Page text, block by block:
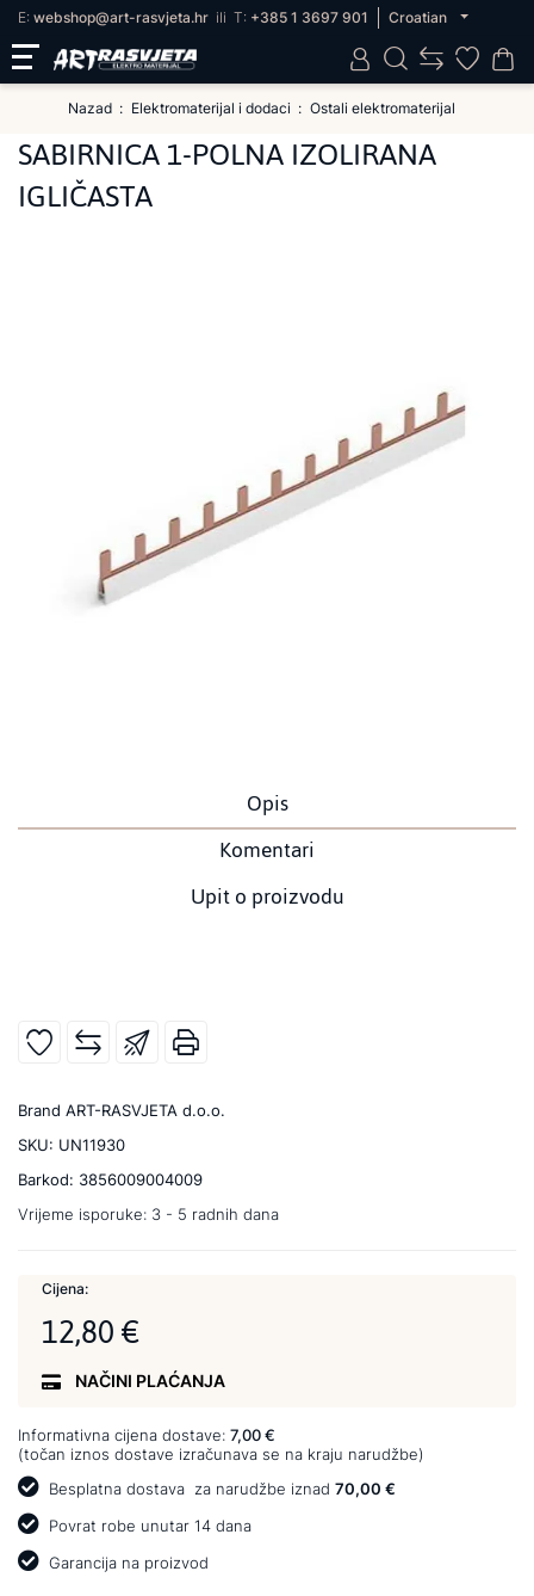
E: webshop@art-rasvjeta.hr ili T: +385 1 3697 901 Croatian
Nazad Elektromaterijal i dodaci Ostali elektromaterijal
SABIRNICA 1-POLNA IZOLIRANA
IGLIČASTA
Opis
Komentari
Upit o proizvodu
Brand ART-RASVJETA d.o.o.
SKU: UN11930
Barkod: 3856009004009
Vrijeme isporuke: 3 - 5 radnih dana
Cijena:
12,80 €
NAČINI PLAĆANJA
Informativna cijena dostave: 7,00 €
(točan iznos dostave izračunava se na kraju narudžbe)
Besplatna dostava za narudžbe iznad 70,00 €
Povrat robe unutar 14 dana
Garancija na proizvod